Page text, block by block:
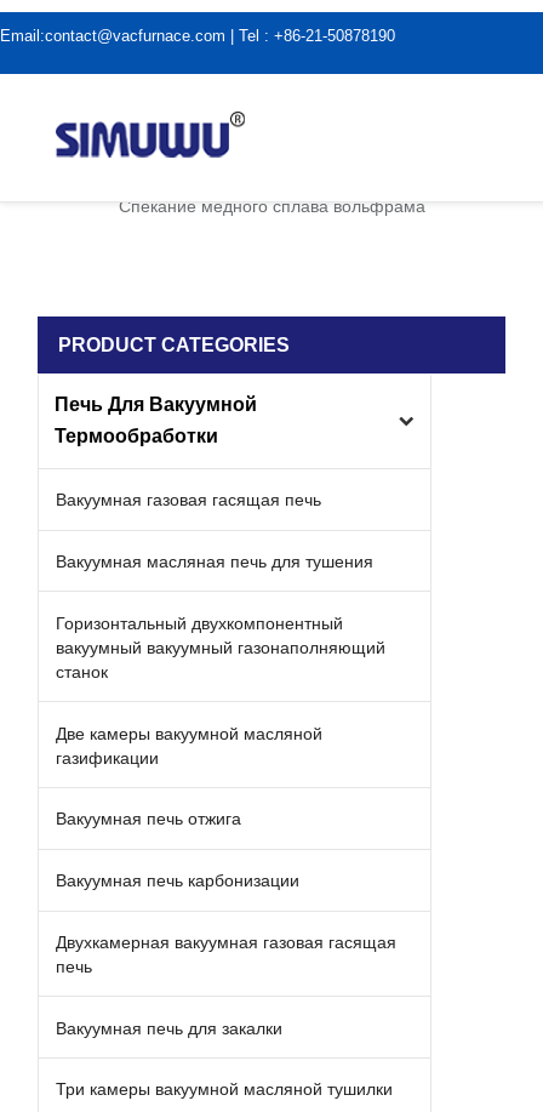
Email:contact@vacfurnace.com | Tel : +86-21-50878190
Спекание медного сплава вольфрама
PRODUCT CATEGORIES
Печь Для Вакуумной
Термообработки
Вакуумная газовая гасящая печь
Вакуумная масляная печь для тушения
Горизонтальный двухкомпонентный
вакуумный вакуумный газонаполняющий
станок
Две камеры вакуумной масляной
газификации
Вакуумная печь отжига
Вакуумная печь карбонизации
Двухкамерная вакуумная газовая гасящая
печь
Вакуумная печь для закалки
Три камеры вакуумной масляной тушилки